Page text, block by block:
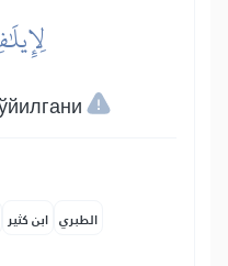
ابن كثير الطبري